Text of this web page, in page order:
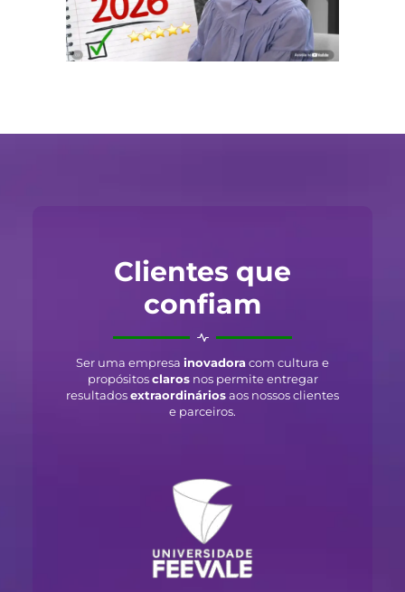
Clientes que
confiam
Ser uma empresa inovadoracom cultura e
propósitosclarosnos permite entregar
resultadosextraordináriosaos nossos clientes
e parceiros.